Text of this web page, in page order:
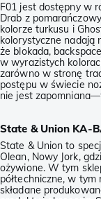
F01 jest dostępny w
Drab z
kolorze turkusu i
kolorystyczne nadają
że blokada,
w wyrazistych
zarówno w stronę
postępu w świecie
nie jest
State & Union KA-
State & Union to
Olean, Nowy Jork,
ożywione. W tym
półtechniczne, w tym
składane